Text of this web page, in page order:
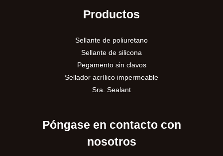
Productos
Sellante de poliuretano
Sellante de silicona
Pegamento sin clavos
Sellador acrílico impermeable
Sra. Sealant
Póngase en contacto con
nosotros